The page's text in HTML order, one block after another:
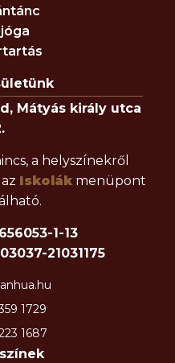
Mátyás király utca
a helyszínekről
Iskolákmenüpont
1-13
21031175
1729
1687